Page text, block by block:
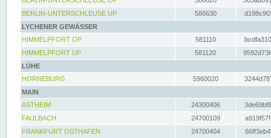
BERLIN-UNTERSCHLEUSE UP
586630
LYCHENER GEWÄSSER
HIMMELPFORT OP
581110
HIMMELPFORT UP
581120
LÜHE
HORNEBURG
5960020
MAIN
ASTHEIM
24300406
FAULBACH
24700109
FRANKFURT OSTHAFEN
24700404